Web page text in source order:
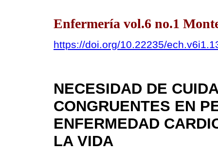
Enfermería vol.6 no.1
https://doi.org/10.22235/
NECESIDAD DE
CONGRUENTES EN
ENFERMEDAD
LA VIDA